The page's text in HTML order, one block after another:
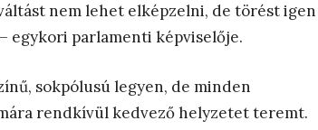
nem lehet elképzelni, de törést igen
egykori parlamenti képviselője.
sokpólusú legyen, de minden
rendkívül kedvező helyzetet teremt.